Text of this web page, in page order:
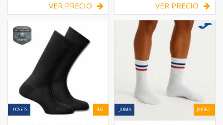
VER PRECIO VER PRECIO
POSETS 302 JOMA JS1087